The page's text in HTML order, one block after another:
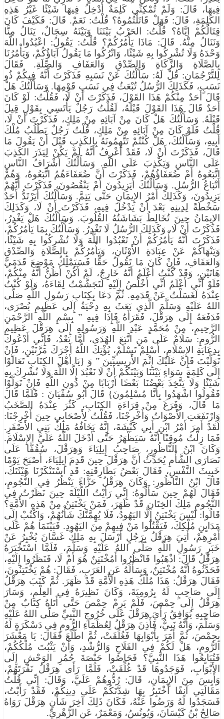
فِيهَا، قَالَ: وَلَمْ تُمْكِنِّي كَلِمَةٌ أُدْخِلُ فِيهَا شَيْئًا غَيْرُ هَذِهِ
الكَلِمَةِ، قَالَ: فَهَلْ قَاتَلْتُمُوهُ؟ قُلْتُ: نَعَمْ. قَالَ: فَكَيْفَ كَانَ
قِتَالُكُمْ إِيَّاهُ؟ قُلْتُ: الحَرْبُ بَيْنَنَا وَبَيْنَهُ سِجَالٌ، يَنَالُ مِنَّا
وَنَنَالُ مِنْهُ. قَالَ: مَاذَا يَأْمُرُكُمْ؟ قُلْتُ: يَقُولُ: اعْبُدُوا اللَّهَ
وَحْدَهُ وَلَا تُشْرِكُوا بِهِ شَيْئًا، وَاتْرُكُوا مَا يَقُولُ آبَاؤُكُمْ، وَيَأْمُرُنَا
بِالصَّلَاةِ وَالزَّكَاةِ وَالصِّدْقِ وَالعَفَافِ وَالصِّلَةِ. فَقَالَ
لِلتَّرْجُمَانِ: قُلْ لَهُ: سَأَلْتُكَ عَنْ نَسَبِهِ فَذَكَرْتَ أَنَّهُ فِيكُمْ ذُو
نَسَبٍ، فَكَذَلِكَ الرُّسُلُ تُبْعَثُ فِي نَسَبِ قَوْمِهَا. وَسَأَلْتُكَ هَلْ
قَالَ أَحَدٌ مِنْكُمْ هَذَا القَوْلَ، فَذَكَرْتَ أَنْ لَا، فَقُلْتُ: لَوْ كَانَ
أَحَدٌ قَالَ هَذَا القَوْلَ قَبْلَهُ، لَقُلْتُ رَجُلٌ يَأْتَسِي بِقَوْلٍ قِيلَ
قَبْلَهُ. وَسَأَلْتُكَ هَلْ كَانَ مِنْ آبَائِهِ مِنْ مَلِكٍ، فَذَكَرْتَ أَنْ لَا،
قُلْتُ فَلَوْ كَانَ مِنْ آبَائِهِ مِنْ مَلِكٍ، قُلْتُ رَجُلٌ يَطْلُبُ مُلْكَ
أَبِيهِ، وَسَأَلْتُكَ، هَلْ كُنْتُمْ تَتَّهِمُونَهُ بِالكَذِبِ قَبْلَ أَنْ يَقُولَ مَا
قَالَ، فَذَكَرْتَ أَنْ لَا، فَقَدْ أَعْرِفُ أَنَّهُ لَمْ يَكُنْ لِيَذَرَ الكَذِبَ
عَلَى النَّاسِ وَيَكْذِبَ عَلَى اللَّهِ. وَسَأَلْتُكَ أَشْرَافُ النَّاسِ
اتَّبَعُوهُ أَمْ ضُعَفَاؤُهُمْ، فَذَكَرْتَ أَنَّ ضُعَفَاءَهُمُ اتَّبَعُوهُ، وَهُمْ
أَتْبَاعُ الرُّسُلِ. وَسَأَلْتُكَ أَيَزِيدُونَ أَمْ يَنْقُصُونَ، فَذَكَرْتَ أَنَّهُمْ
يَزِيدُونَ، وَكَذَلِكَ أَمْرُ الإِيمَانِ حَتَّى يَتِمَّ. وَسَأَلْتُكَ أَيَرْتَدُّ أَحَدٌ
سَخْطَةً لِدِينِهِ بَعْدَ أَنْ يَدْخُلَ فِيهِ، فَذَكَرْتَ أَنْ لَا، وَكَذَلِكَ
الإِيمَانُ حِينَ تُخَالِطُ بَشَاشَتُهُ القُلُوبَ. وَسَأَلْتُكَ هَلْ يَغْدِرُ،
فَذَكَرْتَ أَنْ لَا، وَكَذَلِكَ الرُّسُلُ لَا تَغْدِرُ. وَسَأَلْتُكَ بِمَا يَأْمُرُكُمْ،
فَذَكَرْتَ أَنَّهُ يَأْمُرُكُمْ أَنْ تَعْبُدُوا اللَّهَ وَلَا تُشْرِكُوا بِهِ شَيْئًا،
وَيَنْهَاكُمْ عَنْ عِبَادَةِ الأَوْثَانِ، وَيَأْمُرُكُمْ بِالصَّلَاةِ وَالصِّدْقِ
وَالعَفَافِ، فَإِنْ كَانَ مَا تَقُولُ حَقًّا فَسَيَمْلِكُ مَوْضِعَ قَدَمَيَّ
هَاتَيْنِ، وَقَدْ كُنْتُ أَعْلَمُ أَنَّهُ خَارِجٌ، لَمْ أَكُنْ أَظُنُّ أَنَّهُ مِنْكُمْ،
فَلَوْ أَنِّي أَعْلَمُ أَنِّي أَخْلُصُ إِلَيْهِ لَتَجَشَّمْتُ لِقَاءَهُ، وَلَوْ كُنْتُ
عِنْدَهُ لَغَسَلْتُ عَنْ قَدَمِهِ. ثُمَّ دَعَا بِكِتَابِ رَسُولِ اللَّهِ صَلَّى
اللهُ عَلَيْهِ وَسَلَّمَ الَّذِي بَعَثَ بِهِ دِحْيَةُ إِلَى عَظِيمِ بُصْرَى،
فَدَفَعَهُ إِلَى هِرَقْلَ، فَقَرَأَهُ فَإِذَا فِيهِ ” بِسْمِ اللَّهِ الرَّحْمَنِ
الرَّحِيمِ، مِنْ مُحَمَّدٍ عَبْدِ اللَّهِ وَرَسُولِهِ إِلَى هِرَقْلَ عَظِيمِ
الرُّومِ: سَلَامٌ عَلَى مَنِ اتَّبَعَ الهُدَى، أَمَّا بَعْدُ، فَإِنِّي أَدْعُوكَ
بِدِعَايَةِ الإِسْلَامِ، أَسْلِمْ تَسْلَمْ، يُؤْتِكَ اللَّهُ أَجْرَكَ مَرَّتَيْنِ، فَإِنْ
تَوَلَّيْتَ فَإِنَّ عَلَيْكَ إِثْمَ الأَرِيسِيِّينَ ” وَ {يَا أَهْلَ الكِتَابِ تَعَالَوْا
إِلَى كَلِمَةٍ سَوَاءٍ بَيْنَنَا وَبَيْنَكُمْ أَنْ لَا نَعْبُدَ إِلَّا اللَّهَ وَلَا نُشْرِكَ بِهِ
شَيْئًا وَلَا يَتَّخِذَ بَعْضُنَا بَعْضًا أَرْبَابًا مِنْ دُونِ اللَّهِ فَإِنْ تَوَلَّوْا
فَقُولُوا اشْهَدُوا بِأَنَّا مُسْلِمُونَ} قَالَ أَبُو سُفْيَانَ : فَلَمَّا قَالَ
مَا قَالَ، وَفَرَغَ مِنْ قِرَاءَةِ الكِتَابِ، كَثُرَ عِنْدَهُ الصَّخَبُ
وَارْتَفَعَتِ الأَصْوَاتُ وَأُخْرِجْنَا، فَقُلْتُ لِأَصْحَابِي حِينَ أُخْرِجْنَا:
لَقَدْ أَمِرَ أَمْرُ ابْنِ أَبِي كَبْشَةَ، إِنَّهُ يَخَافُهُ مَلِكُ بَنِي الأَصْفَرِ.
فَمَا زِلْتُ مُوقِنًا أَنَّهُ سَيَظْهَرُ حَتَّى أَدْخَلَ اللَّهُ عَلَيَّ الإِسْلَامَ.
وَكَانَ ابْنُ النَّاظُورِ، صَاحِبُ إِيلِيَاءَ وَهِرَقْلَ، سُقُفًّا عَلَى
نَصَارَى الشَّأْمِ يُحَدِّثُ أَنَّ هِرَقْلَ حِينَ قَدِمَ إِيلِيَاءَ، أَصْبَحَ يَوْمًا
خَبِيثَ النَّفْسِ، فَقَالَ بَعْضُ بَطَارِقَتِهِ: قَدِ اسْتَنْكَرْنَا هَيْئَتَكَ،
قَالَ ابْنُ النَّاظُورِ: وَكَانَ هِرَقْلُ حَزَّاءً يَنْظُرُ فِي النُّجُومِ،
فَقَالَ لَهُمْ حِينَ سَأَلُوهُ: إِنِّي رَأَيْتُ اللَّيْلَةَ حِينَ نَظَرْتُ فِي
النُّجُومِ مَلِكَ الخِتَانِ قَدْ ظَهَرَ، فَمَنْ يَخْتَتِنُ مِنْ هَذِهِ الأُمَّةِ؟
قَالُوا: لَيْسَ يَخْتَتِنُ إِلَّا اليَهُودُ، فَلَا يُهِمَّنَّكَ شَأْنُهُمْ، وَاكْتُبْ إِلَى
مَدَايِنِ مُلْكِكَ، فَيَقْتُلُوا مَنْ فِيهِمْ مِنَ اليَهُودِ. فَبَيْنَمَا هُمْ عَلَى
أَمْرِهِمْ، أُتِيَ هِرَقْلُ بِرَجُلٍ أَرْسَلَ بِهِ مَلِكُ غَسَّانَ يُخْبِرُ عَنْ
خَبَرِ رَسُولِ اللَّهِ صَلَّى اللهُ عَلَيْهِ وَسَلَّمَ، فَلَمَّا اسْتَخْبَرَهُ
هِرَقْلُ قَالَ: اذْهَبُوا فَانْظُرُوا أَمُخْتَتِنٌ هُوَ أَمْ لَا، فَنَظَرُوا إِلَيْهِ،
فَحَدَّثُوهُ أَنَّهُ مُخْتَتِنٌ، وَسَأَلَهُ عَنِ العَرَبِ، فَقَالَ: هُمْ يَخْتَتِنُونَ،
فَقَالَ هِرَقْلُ: هَذَا مُلْكُ هَذِهِ الأُمَّةِ قَدْ ظَهَرَ. ثُمَّ كَتَبَ هِرَقْلُ
إِلَى صَاحِبٍ لَهُ بِرُومِيَةَ، وَكَانَ نَظِيرَهُ فِي العِلْمِ، وَسَارَ
هِرَقْلُ إِلَى حِمْصَ، فَلَمْ يَرِمْ حِمْصَ حَتَّى أَتَاهُ كِتَابٌ مِنْ
صَاحِبِهِ يُوَافِقُ رَأْيَ هِرَقْلَ عَلَى خُرُوجِ النَّبِيِّ صَلَّى اللهُ عَلَيْهِ
وَسَلَّمَ، وَأَنَّهُ نَبِيٌّ، فَأَذِنَ هِرَقْلُ لِعُظَمَاءِ الرُّومِ فِي دَسْكَرَةٍ لَهُ
بِحِمْصَ، ثُمَّ أَمَرَ بِأَبْوَابِهَا فَغُلِّقَتْ، ثُمَّ اطَّلَعَ فَقَالَ: يَا مَعْشَرَ
الرُّومِ، هَلْ لَكُمْ فِي الفَلَاحِ وَالرُّشْدِ، وَأَنْ يَثْبُتَ مُلْكُكُمْ،
فَتُبَايِعُوا هَذَا النَّبِيَّ؟ فَحَاصُوا حَيْصَةَ حُمُرِ الوَحْشِ إِلَى
الأَبْوَابِ، فَوَجَدُوهَا قَدْ غُلِّقَتْ، فَلَمَّا رَأَى هِرَقْلُ نَفْرَتَهُمْ،
وَأَيِسَ مِنَ الإِيمَانِ، قَالَ: رُدُّوهُمْ عَلَيَّ، وَقَالَ: إِنِّي قُلْتُ
مَقَالَتِي آنِفًا أَخْتَبِرُ بِهَا شِدَّتَكُمْ عَلَى دِينِكُمْ، فَقَدْ رَأَيْتُ،
فَسَجَدُوا لَهُ وَرَضُوا عَنْهُ، فَكَانَ ذَلِكَ آخِرَ شَأْنِ هِرَقْلَ رَوَاهُ
صَالِحُ بْنُ كَيْسَانَ، وَيُونُسُ، وَمَعْمَرٌ، عَنِ الزُّهْرِيِّ.